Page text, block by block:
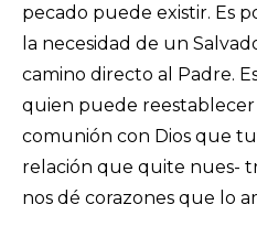
pecado puede existir. Es
la necesidad de un
camino directo al Padre.
quien puede reestablecer
comunión con Dios que
relación que quite nues-
nos dé corazones que lo